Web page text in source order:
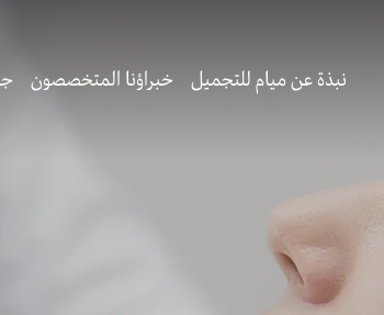
نبذة عن ميام للتجميل خبراؤنا المتخصصون